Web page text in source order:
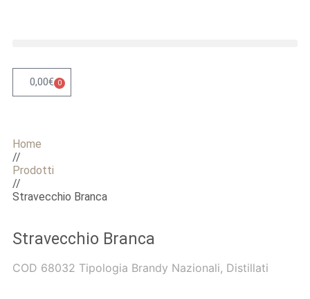
0,00€ 0
Home
//
Prodotti
//
Stravecchio Branca
Stravecchio Branca
COD 68032 Tipologia Brandy Nazionali, Distillati